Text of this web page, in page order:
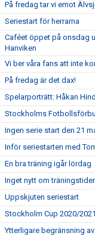
På fredag tar vi emot
Seriestart för herrarna
Caféet öppet på onsdag
Hanviken
Vi ber våra fans att inte
På fredag är det dax!
Spelarporträtt: Håkan
Stockholms
Ingen serie start den 21
Inför seriestarten med
En bra träning igår lördag
Inget nytt om
Uppskjuten seriestart
Stockholm Cup 2020/
Ytterligare begränsning